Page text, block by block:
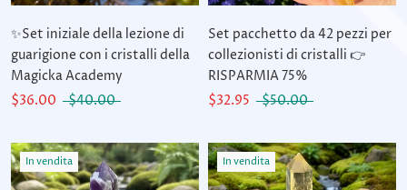
✨Set iniziale della lezione di
guarigione con i cristalli della
Magicka Academy
$36.00
$40.00
Set pacchetto da 42 pezzi per
collezionisti di cristalli 👉
RISPARMIA 75%
$32.95
$50.00
In vendita In vendita